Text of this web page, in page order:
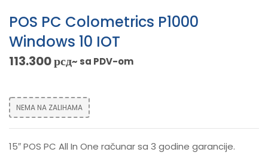
POS PC Colometrics P1000
Windows 10 IOT
113.300рсд~ sa PDV-om
NEMA NA ZALIHAMA
15″ POS PC All In One računar sa 3 godine garancije.